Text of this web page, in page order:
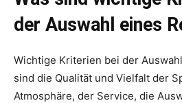
der Auswahl eines
Wichtige Kriterien bei der
sind die Qualität und Vielfalt der
Atmosphäre, der Service, die